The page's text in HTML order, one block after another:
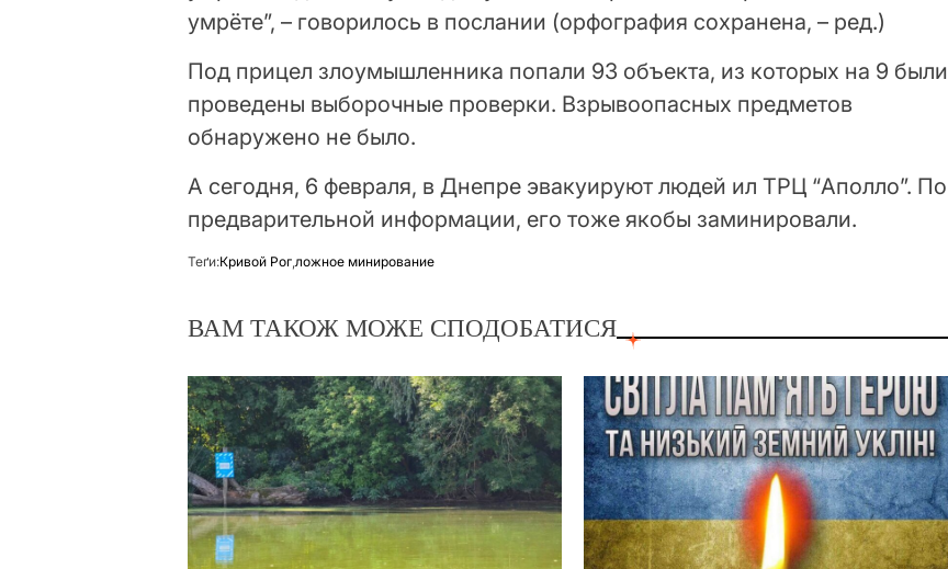
умрёте”, – говорилось в послании (орфография сохранена, – ред.)
Под прицел злоумышленника попали 93 объекта, из которых на 9 были
проведены выборочные проверки. Взрывоопасных предметов
обнаружено не было.
А сегодня, 6 февраля, в Днепре эвакуируют людей ил ТРЦ “Аполло”. По
предварительной информации, его тоже якобы заминировали.
Теґи:Кривой Рог ложное минирование
ВАМ ТАКОЖ МОЖЕ СПОДОБАТИСЯ